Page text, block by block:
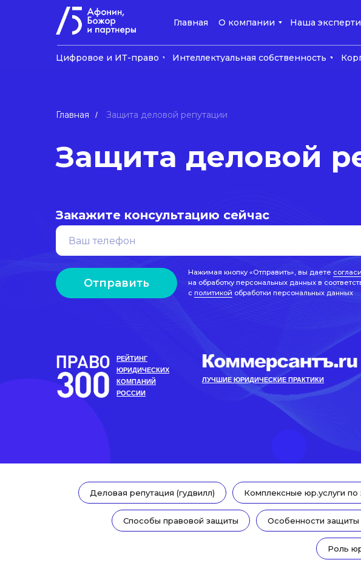
Главная О компании Наша
Цифровое и ИТ-право Интеллектуальная собственность
Главная / Защита деловой репутации
Защита деловой
РЕЙТИНГ
ЮРИДИЧЕСКИХ
КОМПАНИЙ
РОССИИ
ЛУЧШИЕ ЮРИДИЧЕСКИЕ ПРАКТИКИ
Закажите консультацию сейчас
Отправить
Нажимая кнопку «Отправить», вы даете
на обработку персональных данных в
с политикой обработки персональных данных
Деловая репутация (гудвилл) Комплексные юр.услуги
Способы правовой защиты Особенности защиты
Роль